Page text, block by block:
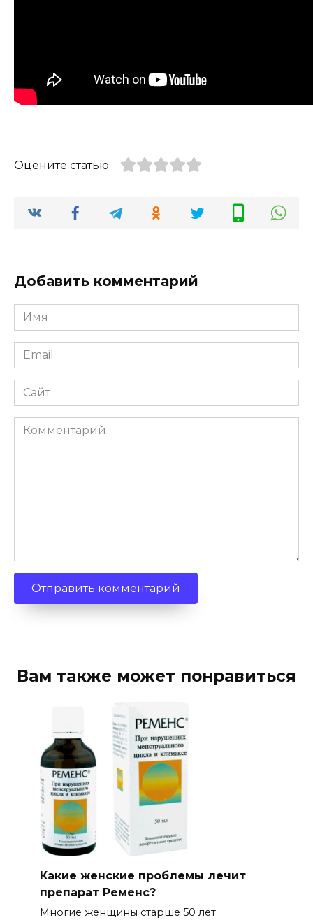
Оцените статью
Добавить комментарий
Имя
*
Email
*
Сайт
Комментарий
Вам также может понравиться
Какие женские проблемы лечит
препарат Ременс?
Многие женщины старше 50 лет